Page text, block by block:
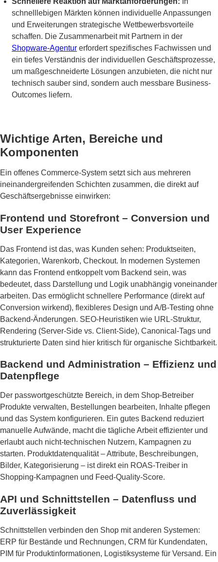
schnelllebigen Märkten können individuelle Anpassungen
und Erweiterungen strategische Wettbewerbsvorteile
schaffen. Die Zusammenarbeit mit Partnern in der
Shopware-Agentur erfordert spezifisches Fachwissen und
ein tiefes Verständnis der individuellen Geschäftsprozesse,
um maßgeschneiderte Lösungen anzubieten, die nicht nur
technisch sauber sind, sondern auch messbare Business-
Outcomes liefern.
Wichtige Arten, Bereiche und
Komponenten
Ein offenes Commerce-System setzt sich aus mehreren
ineinandergreifenden Schichten zusammen, die direkt auf
Geschäftsergebnisse einwirken:
Frontend und Storefront – Conversion und
User Experience
Das Frontend ist das, was Kunden sehen: Produktseiten,
Kategorien, Warenkorb, Checkout. In modernen Systemen
kann das Frontend entkoppelt vom Backend sein, was
bedeutet, dass Darstellung und Logik unabhängig voneinander
arbeiten. Das ermöglicht schnellere Performance (direkt auf
Conversion wirkend), flexibleres Design und A/B-Testing ohne
Backend-Änderungen. SEO-Heuristiken wie URL-Struktur,
Rendering (Server-Side vs. Client-Side), Canonical-Tags und
strukturierte Daten sind hier kritisch für organische Sichtbarkeit.
Backend und Administration – Effizienz und
Datenpflege
Der passwortgeschützte Bereich, in dem Shop-Betreiber
Produkte verwalten, Bestellungen bearbeiten, Inhalte pflegen
und das System konfigurieren. Ein gutes Backend reduziert
manuelle Aufwände, macht die tägliche Arbeit effizienter und
erlaubt auch nicht-technischen Nutzern, Kampagnen zu
starten. Produktdatenqualität – Attribute, Beschreibungen,
Bilder, Kategorisierung – ist direkt ein ROAS-Treiber in
Shopping-Kampagnen und Feed-Quality-Score.
API und Schnittstellen – Datenfluss und
Zuverlässigkeit
Schnittstellen verbinden den Shop mit anderen Systemen:
ERP für Bestände und Rechnungen, CRM für Kundendaten,
PIM für Produktinformationen, Logistiksysteme für Versand. Ein